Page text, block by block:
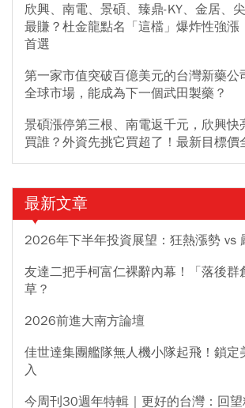
欣興、南電、景碩、臻鼎-KY、金居、
最賺？杜金龍點名「這檔」爆炸性強
首選
第一家市值突破百億美元的台灣新藥公
全球市場，能成為下一個武田製藥？
景碩漲停第三根、南電返千元，欣興
買誰？外資先挑它買超了！最新目標價
最新文章
2026年下半年投資展望：狂熱漲勢 vs
友達二把手柯富仁裸辭內幕！「落後群
草？
2026前進大南方論壇
佳世達集團艦隊無人機小隊起飛！鎖定
入
今周刊30週年特輯｜更好的台灣：回